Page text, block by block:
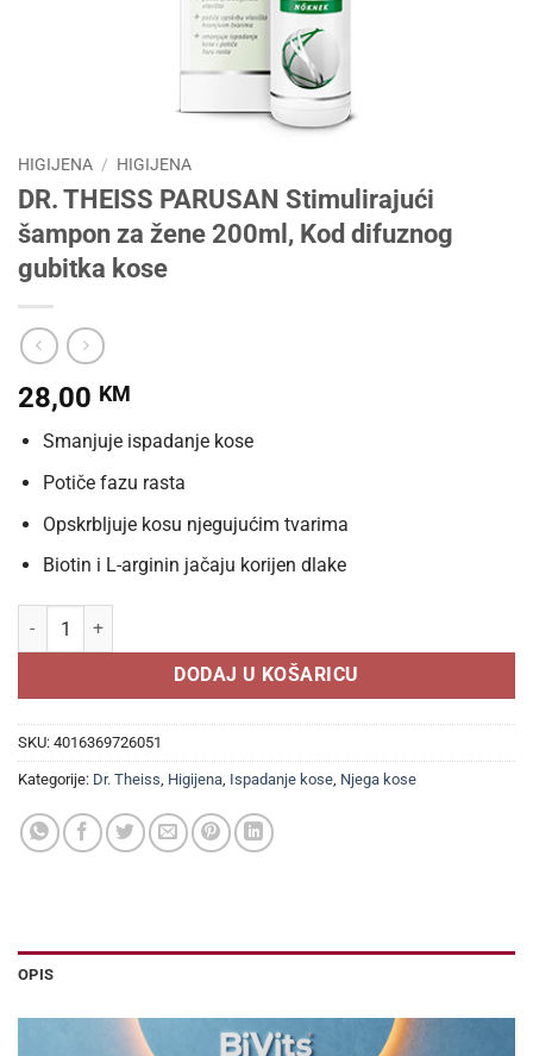
HIGIJENA / HIGIJENA
DR. THEISS PARUSAN Stimulirajući
šampon za žene 200ml, Kod difuznog
gubitka kose
28,00 KM
Smanjuje ispadanje kose
Potiče fazu rasta
Opskrbljuje kosu njegujućim tvarima
Biotin i L-arginin jačaju korijen dlake
DR. THEISS PARUSAN Stimulirajući šampon za žene 200ml, Kod
DODAJ U KOŠARICU
SKU: 4016369726051
Kategorije: Dr. Theiss Higijena Ispadanje kose Njega kose
OPIS